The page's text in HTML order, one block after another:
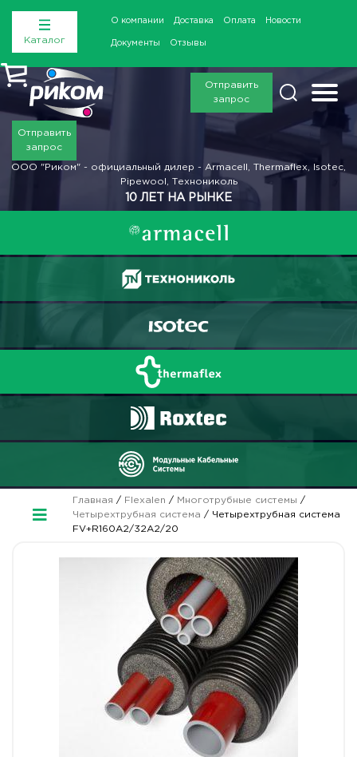
Каталог
О компании Доставка Оплата Новости
Документы Отзывы
Отправить
запрос
Отправить
запрос
ООО "Риком" - официальный дилер - Armacell, Thermaflex, Isotec,
Pipewool, Технониколь
10 ЛЕТ НА РЫНКЕ
Главная / Flexalen / Многотрубные системы /
Четырехтрубная система / Четырехтрубная система
FV+R160A2/32A2/20